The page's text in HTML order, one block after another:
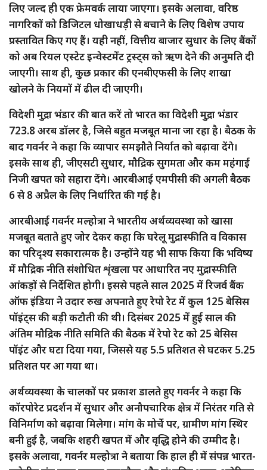
लिए जल्द ही एक फ्रेमवर्क लाया जाएगा। इसके अलावा, वरिष्ठ
नागरिकों को डिजिटल धोखाधड़ी से बचाने के लिए विशेष उपाय
प्रस्तावित किए गए हैं। यही नहीं, वित्तीय बाजार सुधार के लिए बैंकों
को अब रियल एस्टेट इन्वेस्टमेंट ट्रस्ट्स को ऋण देने की अनुमति दी
जाएगी। साथ ही, कुछ प्रकार की एनबीएफसी के लिए शाखा
खोलने के नियमों में ढील दी जाएगी।
विदेशी मुद्रा भंडार की बात करें तो भारत का विदेशी मुद्रा भंडार
723.8 अरब डॉलर है, जिसे बहुत मजबूत माना जा रहा है। बैठक के
बाद गवर्नर ने कहा कि व्यापार समझौते निर्यात को बढ़ावा देंगे।
इसके साथ ही, जीएसटी सुधार, मौद्रिक सुगमता और कम महंगाई
निजी खपत को सहारा देंगे। आरबीआई एमपीसी की अगली बैठक
6 से 8 अप्रैल के लिए निर्धारित की गई है।
आरबीआई गवर्नर मल्होत्रा ने भारतीय अर्थव्यवस्था को खासा
मजबूत बताते हुए जोर देकर कहा कि घरेलू मुद्रास्फीति व विकास
का परिदृश्य सकारात्मक है। उन्होंने यह भी साफ किया कि भविष्य
में मौद्रिक नीति संशोधित शृंखला पर आधारित नए मुद्रास्फीति
आंकड़ों से निर्देशित होगी। इससे पहले साल 2025 में रिजर्व बैंक
ऑफ इंडिया ने उदार रुख अपनाते हुए रेपो रेट में कुल 125 बेसिस
पॉइंट्स की बड़ी कटौती की थी। दिसंबर 2025 में हुई साल की
अंतिम मौद्रिक नीति समिति की बैठक में रेपो रेट को 25 बेसिस
पॉइंट और घटा दिया गया, जिससे यह 5.5 प्रतिशत से घटकर 5.25
प्रतिशत पर आ गया था।
अर्थव्यवस्था के चालकों पर प्रकाश डालते हुए गवर्नर ने कहा कि
कॉरपोरेट प्रदर्शन में सुधार और अनौपचारिक क्षेत्र में निरंतर गति से
विनिर्माण को बढ़ावा मिलेगा। मांग के मोर्चे पर, ग्रामीण मांग स्थिर
बनी हुई है, जबकि शहरी खपत में और वृद्धि होने की उम्मीद है।
इसके अलावा, गवर्नर मल्होत्रा ने बताया कि हाल ही में संपन्न भारत-